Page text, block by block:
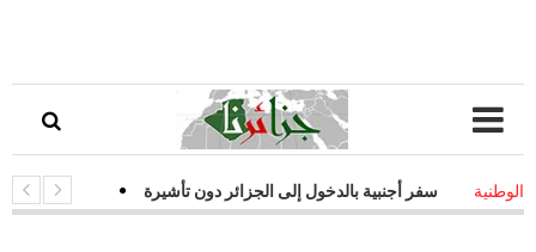
الوطنية
سفر أجنبية بالدخول إلى الجزائر دون تأشيرة - قفزة نوعية في التحول